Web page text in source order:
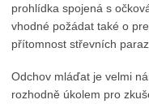
prohlídka spojená s
vhodné požádat také o
přítomnost střevních
Odchov mláďat je velmi
rozhodně úkolem pro